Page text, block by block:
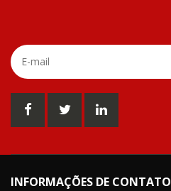
INFORMAÇÕES DE CONTATO